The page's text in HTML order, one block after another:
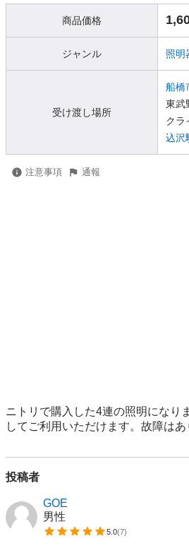
商品価格
ジャンル 照明
受け渡し場所
船橋
東武
クラ
込沢
注意事項 通報
ニトリで購入した4連の照明になり
してご利用いただけます。故障はあ
投稿者
GOE
男性
5.0(7)